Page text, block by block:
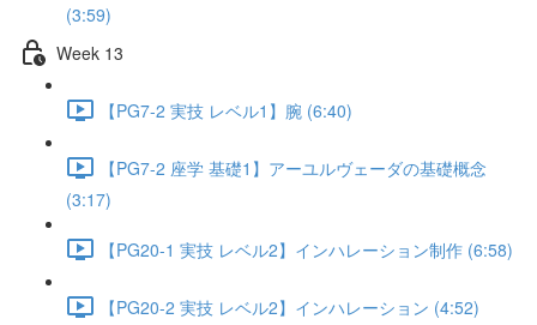
(3:59)
Week 13
【PG7-2 実技 レベル1】腕 (6:40)
【PG7-2 座学 基礎1】アーユルヴェーダの基礎概念
(3:17)
【PG20-1 実技 レベル2】インハレーション制作 (6:58)
【PG20-2 実技 レベル2】インハレーション (4:52)